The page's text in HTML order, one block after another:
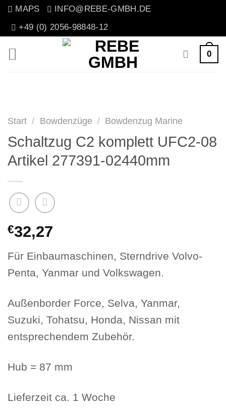
Zum
Inhalt
MAPS
INFO@REBE-GMBH.DE
+49 (0) 2056-98848-12
0
Start / Bowdenzüge / Bowdenzug Marine
Schaltzug C2 komplett UFC2-08
Artikel 277391-02440mm
€32,27
Für Einbaumaschinen, Sterndrive Volvo-
Penta, Yanmar und Volkswagen.
Außenborder Force, Selva, Yanmar,
Suzuki, Tohatsu, Honda, Nissan mit
entsprechendem Zubehör.
Hub = 87 mm
Lieferzeit ca. 1 Woche